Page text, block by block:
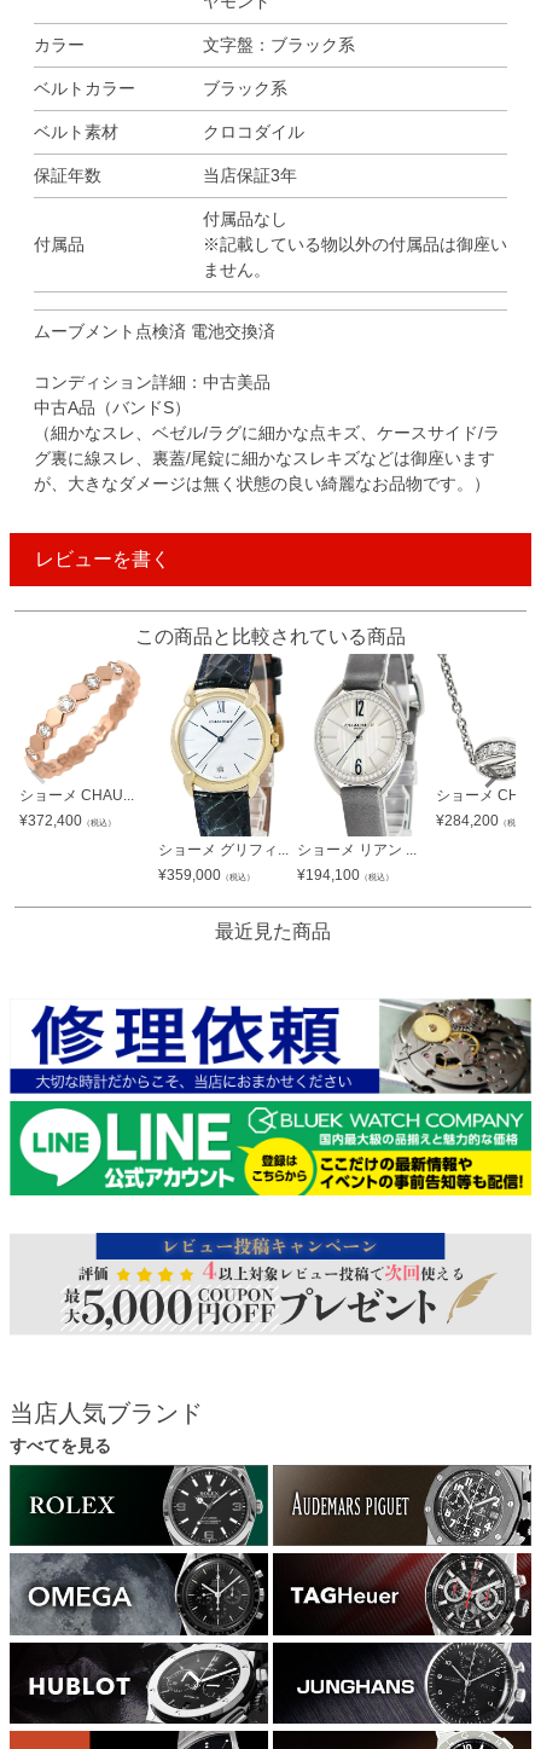
カラー 文字盤：ブラック系
ベルトカラー ブラック系
ベルト素材 クロコダイル
保証年数 当店保証3年
付属品
付属品なし
※記載している物以外の付属品は御座い
ません。
ムーブメント点検済 電池交換済
コンディション詳細：中古美品
中古A品（バンドS）
（細かなスレ、ベゼル/ラグに細かな点キズ、ケースサイド/ラ
グ裏に線スレ、裏蓋/尾錠に細かなスレキズなどは御座います
が、大きなダメージは無く状態の良い綺麗なお品物です。）
レビューを書く
この商品と比較されている商品
ショーメ CHAU...
¥372,400 （税込）
ショーメ グリフィ...
¥359,000 （税込）
ショーメ リアン ...
¥194,100 （税込）
ショーメ
¥284,200 （税込）
最近見た商品
当店人気ブランド
すべてを見る